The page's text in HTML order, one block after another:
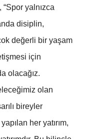
yalnızca
disiplin,
değerli bir yaşam
için
olacağız.
olan
bireyler
her yatırım,